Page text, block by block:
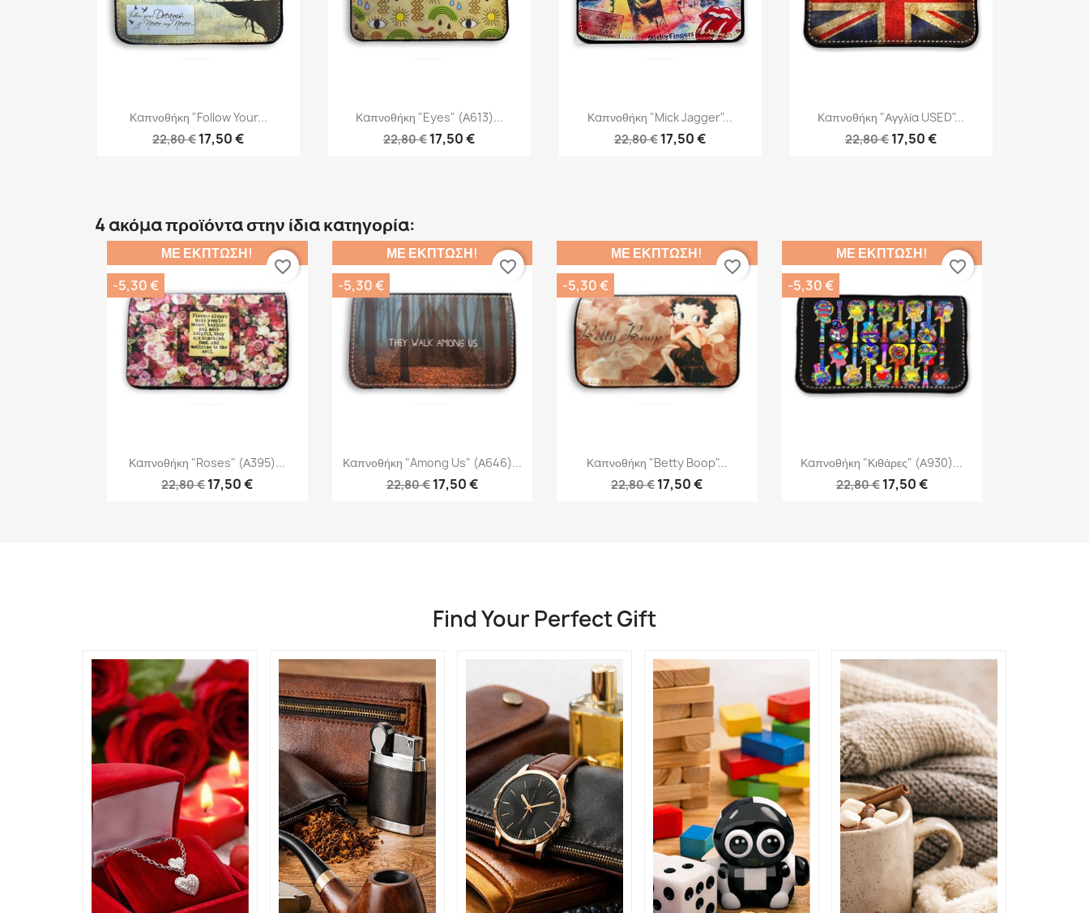
Γρήγορη προβολή
Καπνοθήκη "Follow Your...
22,80 € 17,50 €
Γρήγορη προβολή
Καπνοθήκη "Eyes" (Α613)...
22,80 € 17,50 €
Γρήγορη προβολή
Καπνοθήκη "Mick Jagger"...
22,80 € 17,50 €
Γρήγορη προβολή
Καπνοθήκη "Αγγλία USED"...
22,80 € 17,50 €
4 ακόμα προϊόντα στην ίδια κατηγορία:
Γρήγορη προβολή
Καπνοθήκη "Roses" (Α395)...
22,80 €17,50 €
ΜΕ ΈΚΠΤΩΣΗ!
-5,30 €
favorite_border
Γρήγορη προβολή
Καπνοθήκη "Among Us" (Α646)...
22,80 € 17,50 €
ΜΕ ΈΚΠΤΩΣΗ!
-5,30 €
favorite_border
Γρήγορη προβολή
Καπνοθήκη "Betty Boop"...
22,80 €17,50 €
ΜΕ ΈΚΠΤΩΣΗ!
-5,30 €
favorite_border
Γρήγορη προβολή
Καπνοθήκη "Κιθάρες" (Α930)...
22,80 € 17,50 €
ΜΕ ΈΚΠΤΩΣΗ!
-5,30 €
favorite_border
Find Your Perfect Gift